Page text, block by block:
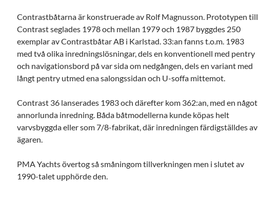
Contrastbåtarna är konstruerade av Rolf Magnusson. Prototypen till
Contrast seglades 1978 och mellan 1979 och 1987 byggdes 250
exemplar av Contrastbåtar AB i Karlstad. 33:an fanns t.o.m. 1983
med två olika inredningslösningar, dels en konventionell med pentry
och navigationsbord på var sida om nedgången, dels en variant med
långt pentry utmed ena salongssidan och U-soffa mittemot.
Contrast 36 lanserades 1983 och därefter kom 362:an, med en något
annorlunda inredning. Båda båtmodellerna kunde köpas helt
varvsbyggda eller som 7/8-fabrikat, där inredningen färdigställdes av
ägaren.
PMA Yachts övertog så småningom tillverkningen men i slutet av
1990-talet upphörde den.